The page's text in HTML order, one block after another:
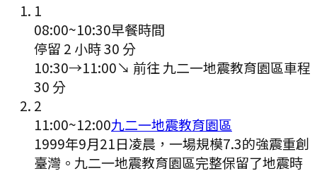
1
08:00~10:30早餐時間
停留 2 小時 30 分
10:30→11:00↘ 前往 九二一地震教育園區車程
30 分
2
11:00~12:00九二一地震教育園區
1999年9月21日凌晨，一場規模7.3的強震重創
臺灣。九二一地震教育園區完整保留了地震時